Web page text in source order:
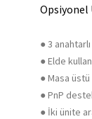
Opsiyonel
● 3
● Elde
● Masa üstü
● PnP
● İki ünite